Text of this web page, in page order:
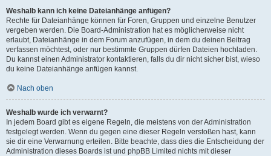
Weshalb kann ich keine Dateianhänge anfügen?
Rechte für Dateianhänge können für Foren, Gruppen und einzelne Benutzer
vergeben werden. Die Board-Administration hat es möglicherweise nicht
erlaubt, Dateianhänge in dem Forum anzufügen, in dem du deinen Beitrag
verfassen möchtest, oder nur bestimmte Gruppen dürfen Dateien hochladen.
Du kannst einen Administrator kontaktieren, falls du dir nicht sicher bist, wieso
du keine Dateianhänge anfügen kannst.
Nach oben
Weshalb wurde ich verwarnt?
In jedem Board gibt es eigene Regeln, die meistens von der Administration
festgelegt werden. Wenn du gegen eine dieser Regeln verstoßen hast, kann
sie dir eine Verwarnung erteilen. Bitte beachte, dass dies die Entscheidung der
Administration dieses Boards ist und phpBB Limited nichts mit dieser